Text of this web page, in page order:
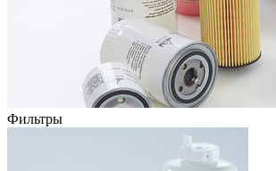
Фильтры